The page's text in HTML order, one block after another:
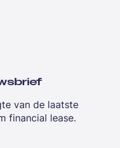
van de laatste
financial lease.